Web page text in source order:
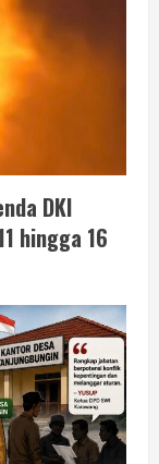
DKI
hingga 16